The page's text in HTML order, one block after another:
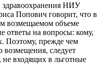
здравоохранения НИУ
Попович говорит, что в
возмещаемом объеме
ответы на вопросы: кому,
Поэтому, прежде чем
возмещения, следует
не входящих в льготные